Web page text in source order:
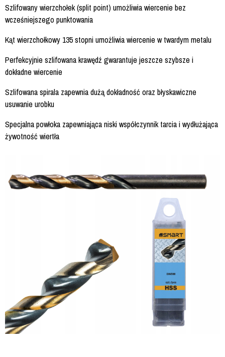
Szlifowany wierzchołek (split point) umożliwia wiercenie bez
wcześniejszego punktowania
Kąt wierzchołkowy 135 stopni umożliwia wiercenie w twardym metalu
Perfekcyjnie szlifowana krawędź gwarantuje jeszcze szybsze i
dokładne wiercenie
Szlifowana spirala zapewnia dużą dokładność oraz błyskawiczne
usuwanie urobku
Specjalna powłoka zapewniająca niski współczynnik tarcia i wydłużająca
żywotność wiertła